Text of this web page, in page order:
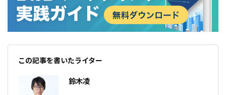
この記事を書いたライター
鈴木凌